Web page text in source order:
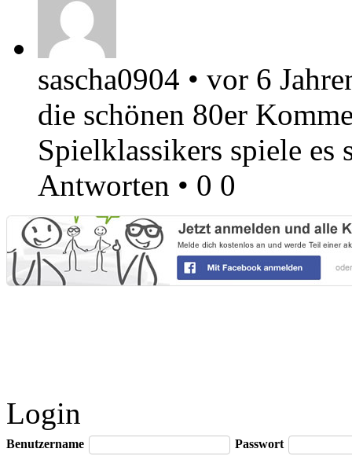
sascha0904 • vor 6
die schönen 80er
Spielklassikers spiele es
Antworten • 0 0
Login
Benutzername Passwort